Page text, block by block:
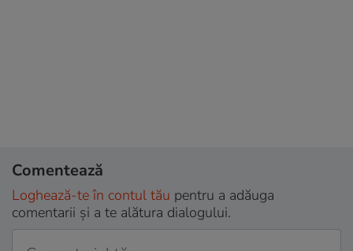
Comentează
Loghează-te în contul tău pentru a adăuga
comentarii și a te alătura dialogului.